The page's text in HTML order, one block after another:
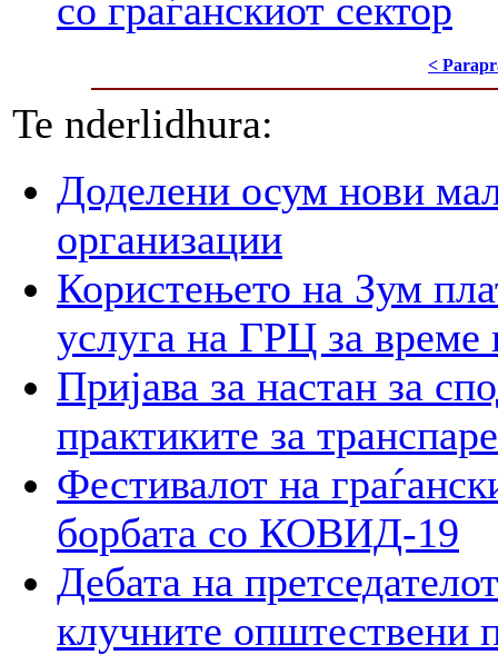
со граѓанскиот сектор
<
Te nderlidhura:
Доделени осум нови
организации
Користењето на Зум
услуга на ГРЦ за време
Пријава за настан за
практиките за
Фестивалот на
борбата со КОВИД-19
Дебата на
клучните општествени